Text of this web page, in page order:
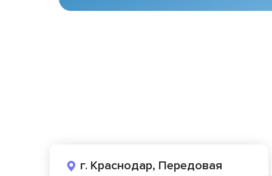
г. Краснодар, Передовая